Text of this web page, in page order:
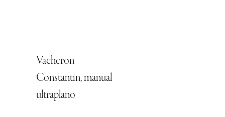
Vacheron
Constantin, manual
ultraplano